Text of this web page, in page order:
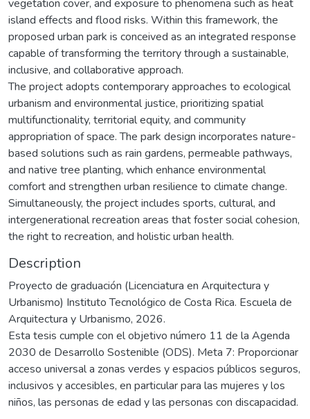
vegetation cover, and exposure to phenomena such as heat
island effects and flood risks. Within this framework, the
proposed urban park is conceived as an integrated response
capable of transforming the territory through a sustainable,
inclusive, and collaborative approach.
The project adopts contemporary approaches to ecological
urbanism and environmental justice, prioritizing spatial
multifunctionality, territorial equity, and community
appropriation of space. The park design incorporates nature-
based solutions such as rain gardens, permeable pathways,
and native tree planting, which enhance environmental
comfort and strengthen urban resilience to climate change.
Simultaneously, the project includes sports, cultural, and
intergenerational recreation areas that foster social cohesion,
the right to recreation, and holistic urban health.
Description
Proyecto de graduación (Licenciatura en Arquitectura y
Urbanismo) Instituto Tecnológico de Costa Rica. Escuela de
Arquitectura y Urbanismo, 2026.
Esta tesis cumple con el objetivo número 11 de la Agenda
2030 de Desarrollo Sostenible (ODS). Meta 7: Proporcionar
acceso universal a zonas verdes y espacios públicos seguros,
inclusivos y accesibles, en particular para las mujeres y los
niños, las personas de edad y las personas con discapacidad.